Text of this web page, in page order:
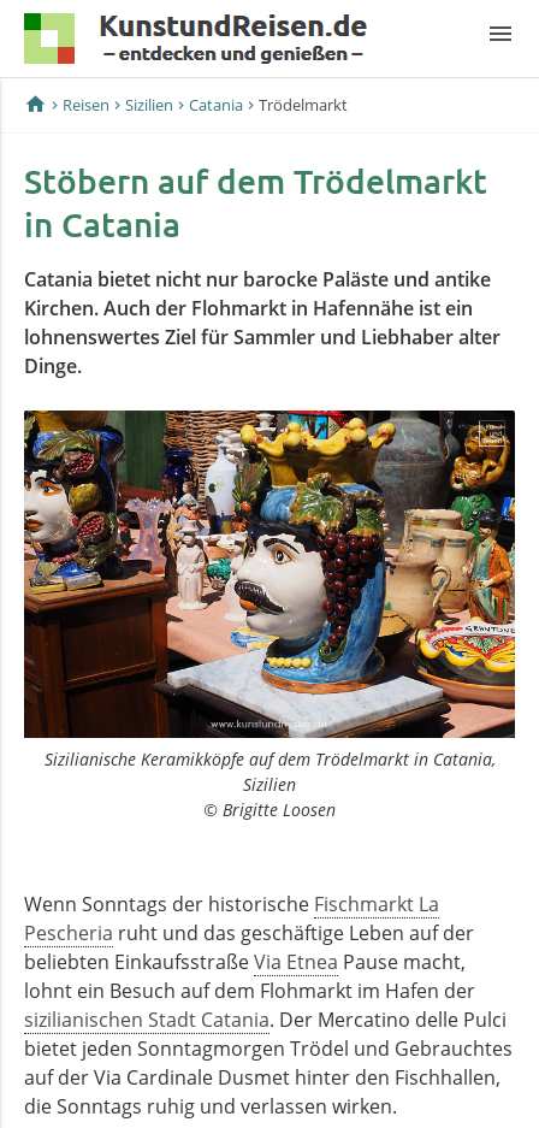
menu
home Reisen Sizilien Catania Trödelmarkt
Stöbern auf dem Trödelmarkt
in Catania
Catania bietet nicht nur barocke Paläste und antike
Kirchen. Auch der Flohmarkt in Hafennähe ist ein
lohnenswertes Ziel für Sammler und Liebhaber alter
Dinge.
Sizilianische Keramikköpfe auf dem Trödelmarkt in Catania,
Sizilien
© Brigitte Loosen
Wenn Sonntags der historische Fischmarkt La
Pescheria ruht und das geschäftige Leben auf der
beliebten EinkaufsstraßeVia Etnea Pause macht,
lohnt ein Besuch auf dem Flohmarkt im Hafen der
sizilianischen Stadt Catania. Der Mercatino delle Pulci
bietet jeden Sonntagmorgen Trödel und Gebrauchtes
auf der Via Cardinale Dusmet hinter den Fischhallen,
die Sonntags ruhig und verlassen wirken.